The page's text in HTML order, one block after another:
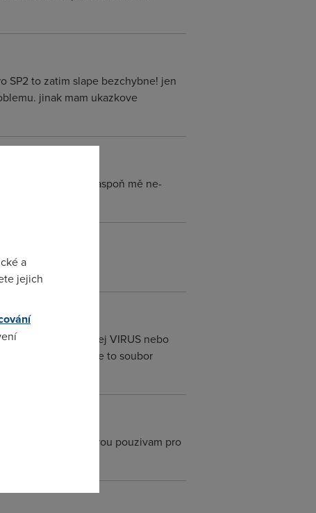
SP2 to zatim slape bezchybne! jen
jinak mam ukazkove
nefungujou aspoň mě ne-
ve Windows, žádnej VIRUS nebo
Internetu... Jestli je to soubor
sitovky v PC, kterou pouzivam pro
a
jejich